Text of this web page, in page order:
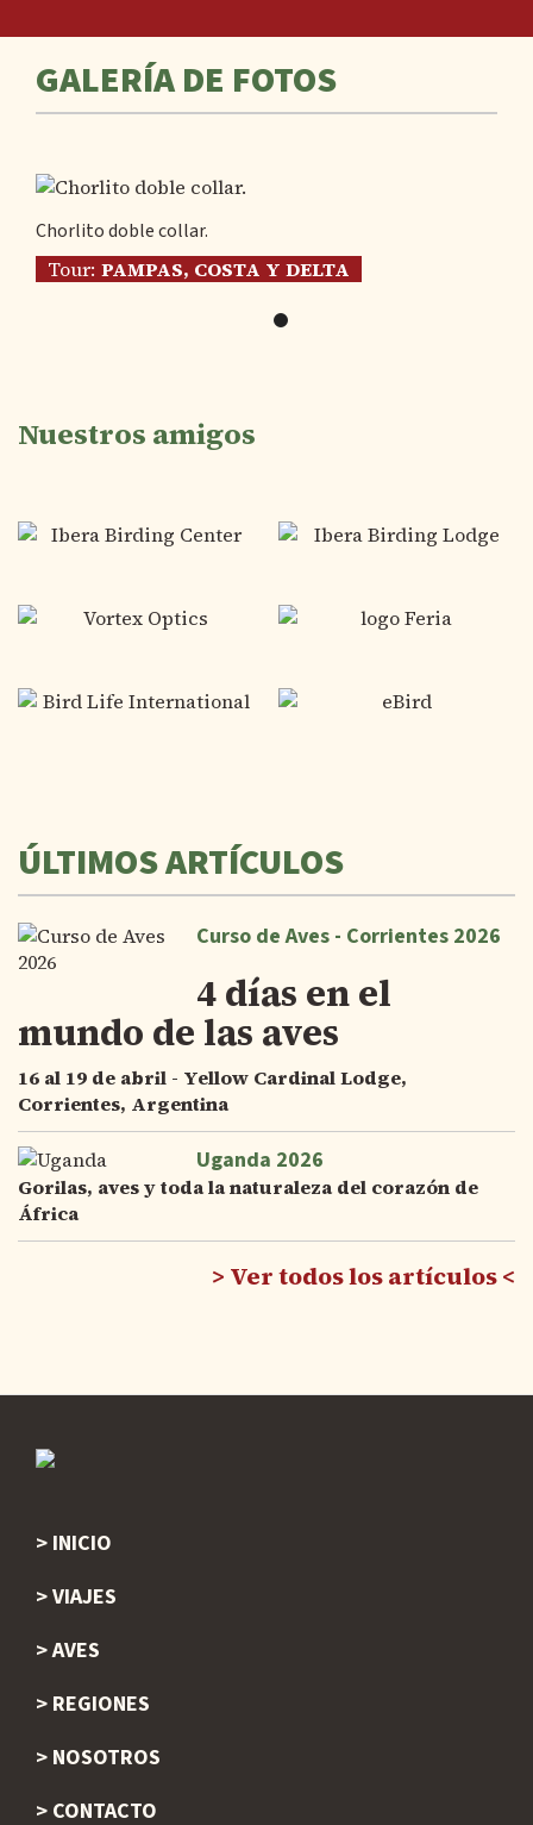
GALERÍA DE FOTOS
Chorlito doble collar.
Tour: PAMPAS, COSTA Y DELTA
Nuestros amigos
ÚLTIMOS ARTÍCULOS
Curso de Aves - Corrientes 2026
4 días en el
mundo de las aves
16 al 19 de abril - Yellow Cardinal Lodge,
Corrientes, Argentina
Uganda 2026
Gorilas, aves y toda la naturaleza del corazón de
África
Ver todos los artículos
Footer
INICIO
VIAJES
AVES
REGIONES
NOSOTROS
CONTACTO